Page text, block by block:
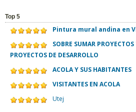
Top 5
Pintura mural andina en
SOBRE SUMAR
PROYECTOS DE DESARROLLO
ACOLA Y SUS HABITANTES
VISITANTES EN ACOLA
Utej